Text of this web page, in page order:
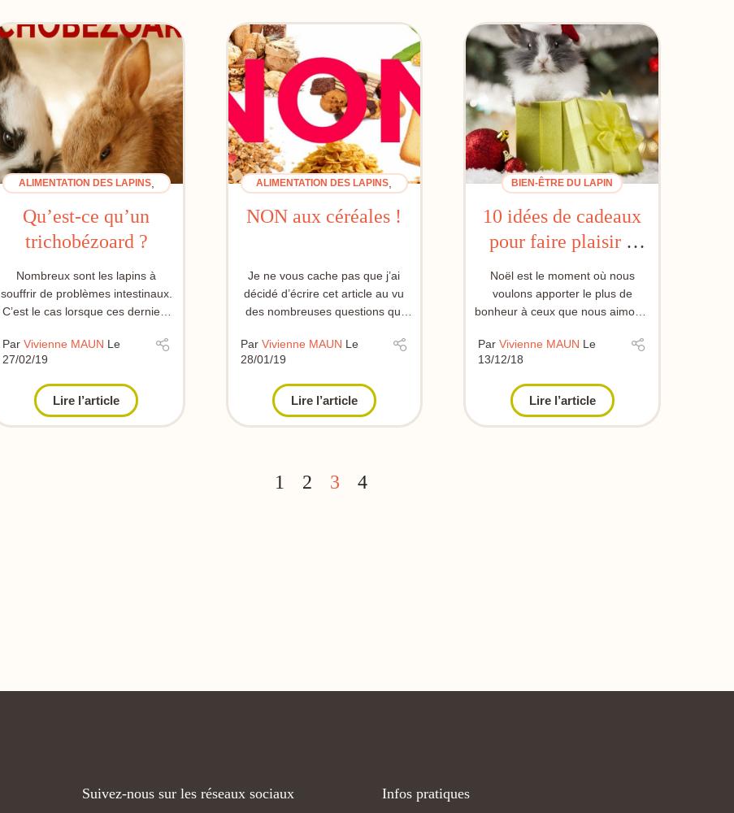
ALIMENTATION DES LAPINS,
Qu’est-ce qu’un
trichobézoard ?
Nombreux sont les lapins à
souffrir de problèmes intestinaux.
C’est le cas lorsque ces derniers
Par Vivienne MAUN Le
27/02/19
Lire l’article
ALIMENTATION DES LAPINS
NON aux céréales !
Je ne vous cache pas que j’ai
décidé d’écrire cet article au vu
des nombreuses questions qui
Par Vivienne MAUN Le
28/01/19
Lire l’article
BIEN-ÊTRE DU LAPIN
10 idées de cadeaux
pour faire plaisir à
son lapin
Noël est le moment où nous
voulons apporter le plus de
bonheur à ceux que nous aimons.
lapin, pu...
ParVivienne MAUN Le
13/12/18
Lire l’article
1 2 3 4
Suivez-nous sur les réseaux sociaux Infos pratiques